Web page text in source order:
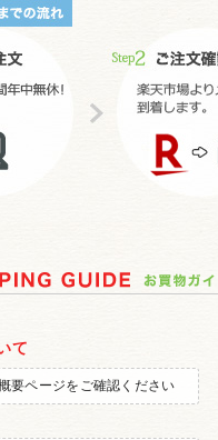
て
要ページをご確認ください